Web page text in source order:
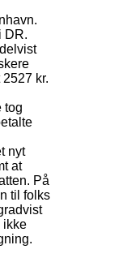
DR.
kr.
tog
nyt
at
På
til folks
ikke